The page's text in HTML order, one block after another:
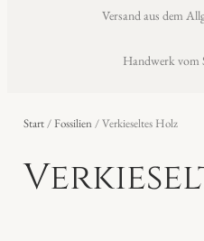
Versand aus dem
Handwerk vom
Start/Fossilien/ Verkieseltes Holz